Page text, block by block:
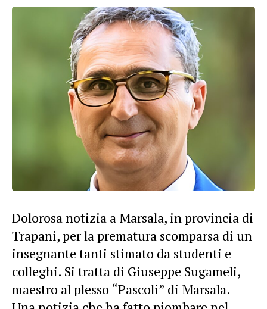
Dolorosa notizia a Marsala, in provincia di
Trapani, per la prematura scomparsa di un
insegnante tanti stimato da studenti e
colleghi. Si tratta di Giuseppe Sugameli,
maestro al plesso “Pascoli” di Marsala.